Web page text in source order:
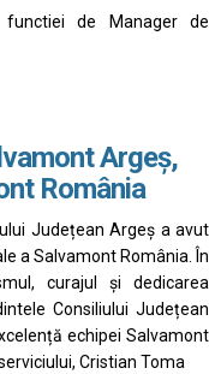
functiei de Manager de
Argeș,
România
Județean Argeș a avut
a Salvamont România. În
curajul și dedicarea
Consiliului Județean
echipei Salvamont
Cristian Toma